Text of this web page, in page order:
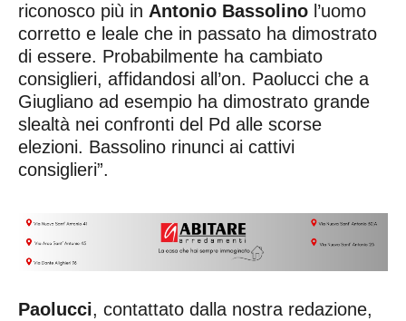
riconosco più in Antonio Bassolino l’uomo
corretto e leale che in passato ha dimostrato
di essere. Probabilmente ha cambiato
consiglieri, affidandosi all’on. Paolucci che a
Giugliano ad esempio ha dimostrato grande
slealtà nei confronti del Pd alle scorse
elezioni. Bassolino rinunci ai cattivi
consiglieri”.
Paolucci, contattato dalla nostra redazione,